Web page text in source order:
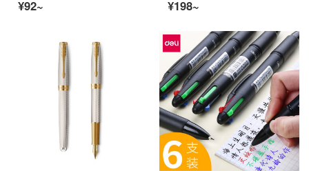
¥92~
¥198~